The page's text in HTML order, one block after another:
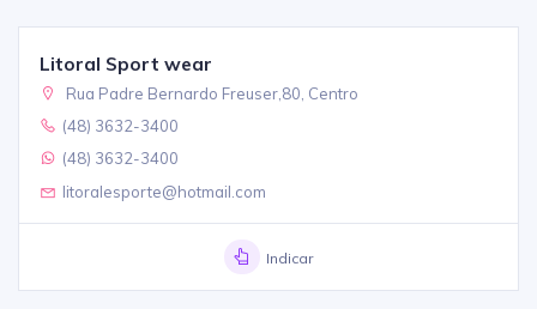
Litoral Sport wear
Rua Padre Bernardo Freuser,80, Centro
(48) 3632-3400
(48) 3632-3400
litoralesporte@hotmail.com
Indicar